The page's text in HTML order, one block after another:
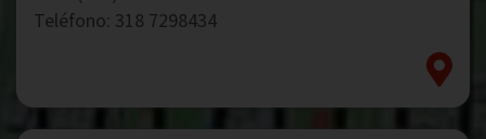
Teléfono: 318 7298434